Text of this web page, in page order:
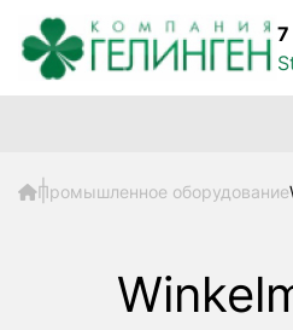
Промышленное оборудование